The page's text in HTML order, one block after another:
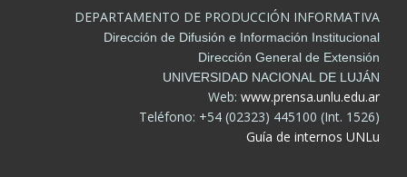
DEPARTAMENTO DE PRODUCCIÓN INFORMATIVA
Dirección de Difusión e Información Institucional
Dirección General de Extensión
UNIVERSIDAD NACIONAL DE LUJÁN
Web: www.prensa.unlu.edu.ar
Teléfono: +54 (02323) 445100 (Int. 1526)
Guía de internos UNLu